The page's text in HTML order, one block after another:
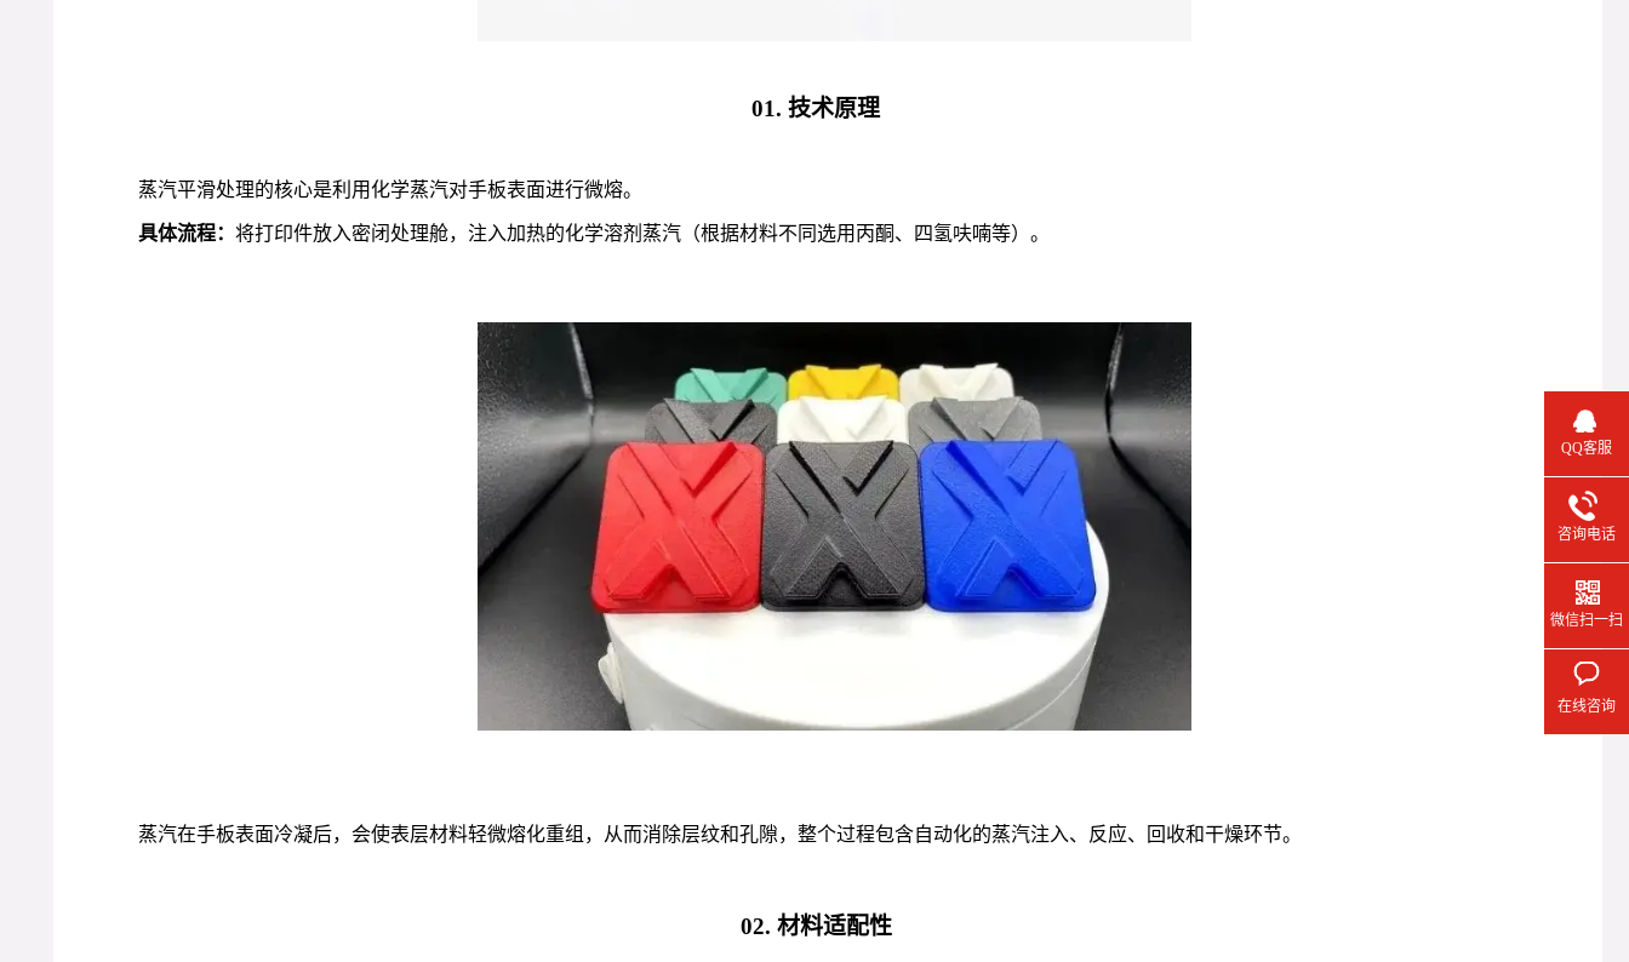
01. 技术原理
蒸汽平滑处理的核心是利用化学蒸汽对手板表面进行微熔。
具体流程： 将打印件放入密闭处理舱，注入加热的化学溶剂蒸汽（根据材料不同选用丙酮、四氢呋喃等）。
蒸汽在手板表面冷凝后，会使表层材料轻微熔化重组，从而消除层纹和孔隙，整个过程包含自动化的蒸汽注入、反应、回收和干燥环节。
02. 材料适配性
QQ客服
咨询电话
微信扫一扫
在线咨询